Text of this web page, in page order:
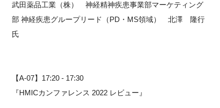
武田薬品工業（株） 神経精神疾患事業部マーケティング
部 神経疾患グループリード（PD・MS領域） 北澤 隆行
氏
【A-07】17:20 - 17:30
『HMICカンファレンス 2022 レビュー』